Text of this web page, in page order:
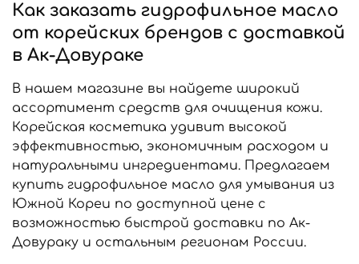
Как заказать гидрофильное масло
от корейских брендов с доставкой
в Ак-Довураке
В нашем магазине вы найдете широкий
ассортимент средств для очищения кожи.
Корейская косметика удивит высокой
эффективностью, экономичным расходом и
натуральными ингредиентами. Предлагаем
купить гидрофильное масло для умывания из
Южной Кореи по доступной цене с
возможностью быстрой доставки по Ак-
Довураку и остальным регионам России.